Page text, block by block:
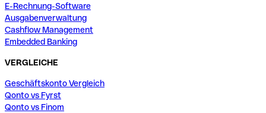
E-Rechnung-Software
Ausgabenverwaltung
Cashflow Management
Embedded Banking
VERGLEICHE
Geschäftskonto Vergleich
Qonto vs Fyrst
Qonto vs Finom